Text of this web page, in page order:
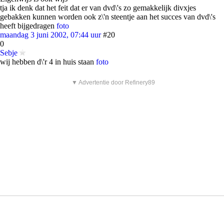
tja ik denk dat het feit dat er van dvd\'s zo gemakkelijk divxjes
gebakken kunnen worden ook z\'n steentje aan het succes van dvd\'s
heeft bijgedragen foto
maandag 3 juni 2002, 07:44 uur #20
0
Sebje
wij hebben d\'r 4 in huis staan foto
▼ Advertentie door Refinery89